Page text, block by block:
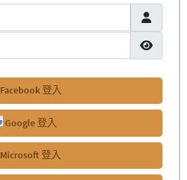
顯示密碼
Facebook 登入
Google 登入
Microsoft 登入